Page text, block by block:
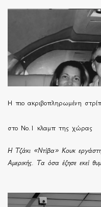
H πιο ακριβοπληρωμένη
στο Νο.1 κλαμπ της χώρας
Η Τζάκι «Ντίβα» Κουκ
Αμερικής. Τα όσα έζησε εκεί